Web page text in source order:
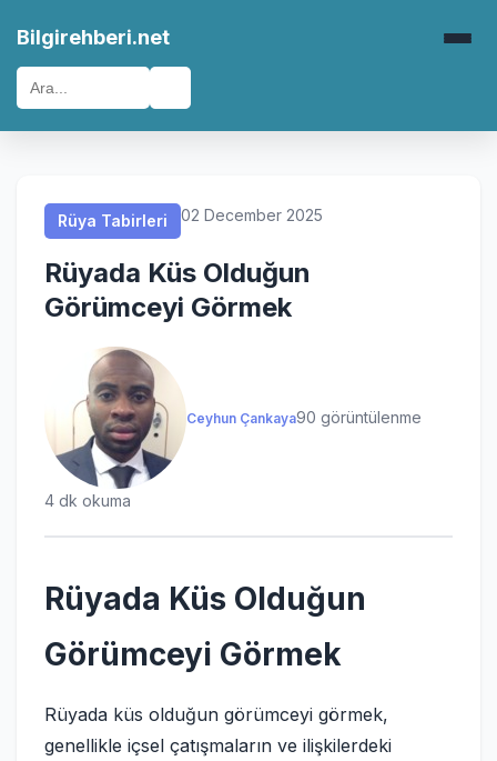
Bilgirehberi.net
Rüya Tabirleri 02 December 2025
Rüyada Küs Olduğun
Görümceyi Görmek
Ceyhun Çankaya90 görüntülenme
4 dk okuma
Rüyada Küs Olduğun
Görümceyi Görmek
Rüyada küs olduğun görümceyi görmek,
genellikle içsel çatışmaların ve ilişkilerdeki
Rüya Tabirleri
Rüya Tabirleri
Rüya Tabirleri
Rüya Tabirleri